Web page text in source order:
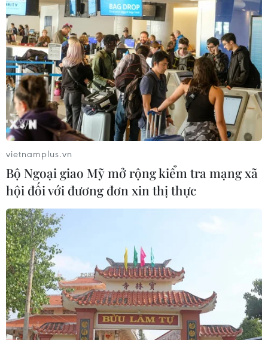
Tổng Biên tập: TRẦN TIẾN DUẨN
Phó Tổng Biên tập: NGUYỄN THỊ TÁM, KHÚC THANH
THỦY
Sở hữu trí tuệ
Quy định sử dụng
RSS
Hỗ trợ
Ngôn ngữ
TTXVN
Dịch vụ tin
Quảng cáo
Giấy phép số: 1374/GP-BTTTT do Bộ Thông tin và Truyền thông
cấp ngày 11/9/2008.
Quảng cáo: Phó TBT Nguyễn Thị Tám: 093.5958688, Email:
tamvna@gmail.com
Điện thoại: (024) 39411349 - (024) 39411348, Fax: (024)
39411348
Email:vietnamplus2008@gmail.com
© Bản quyền thuộc về VietnamPlus, TTXVN. Cấm sao chép dưới
vietnamplus.vn
Bộ Ngoại giao Mỹ mở rộng kiểm tra mạng xã
hội đối với đương đơn xin thị thực